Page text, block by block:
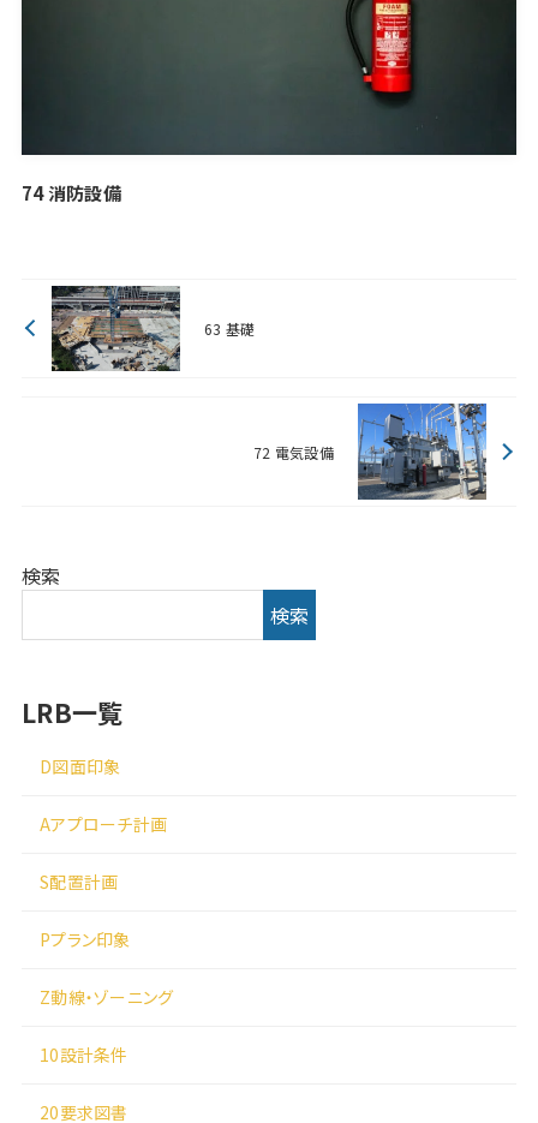
74 消防設備
63 基礎
72 電気設備
検索
検索
LRB一覧
D図面印象
Aアプローチ計画
S配置計画
Pプラン印象
Z動線・ゾーニング
10設計条件
20要求図書